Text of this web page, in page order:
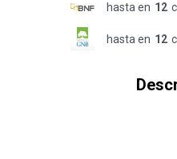
hasta en 12
hasta en 12